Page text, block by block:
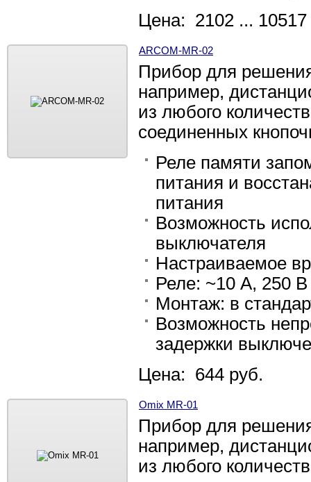
Цена: 2102 ... 10517
ARCOM-MR-02
Прибор для
например,
из любого
соединенных
Реле памяти
питания и
питания
Возможность
выключателя
Настраиваемое
Реле: ~10 А, 250 В
Монтаж: в
Возможность
задержки
Цена: 644 руб.
Omix MR-01
Прибор для
например,
из любого